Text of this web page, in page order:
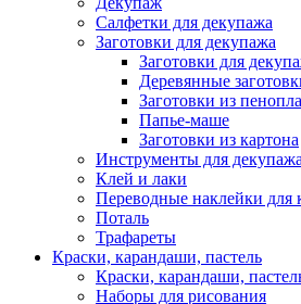
Салфетки для декупажа
Заготовки для декупажа
Заготовки для
Деревянные
Заготовки из
Папье-маше
Заготовки из картона
Инструменты для декупажа
Клей и лаки
Переводные наклейки для
Поталь
Трафареты
Краски, карандаши, пастель
Краски, карандаши,
Наборы для рисования